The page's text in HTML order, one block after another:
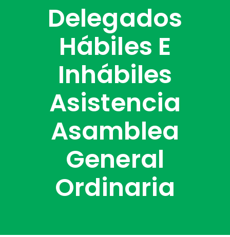
Delegados
Hábiles E
Inhábiles
Asistencia
Asamblea
General
Ordinaria